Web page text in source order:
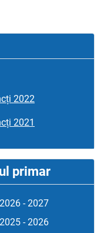
2022
2021
primar
- 2027
- 2026